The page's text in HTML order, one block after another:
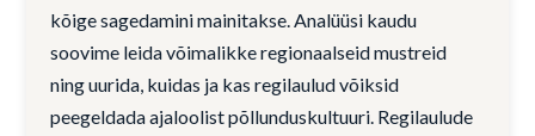
kõige sagedamini mainitakse. Analüüsi kaudu
soovime leida võimalikke regionaalseid mustreid
ning uurida, kuidas ja kas regilaulud võiksid
peegeldada ajaloolist põllunduskultuuri. Regilaulude